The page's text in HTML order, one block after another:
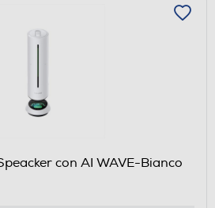
con AI WAVE-Bianco